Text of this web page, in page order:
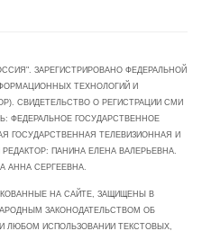
ЗАРЕГИСТРИРОВАНО ФЕДЕРАЛЬНОЙ
ТЕХНОЛОГИЙ И
СВИДЕТЕЛЬСТВО О РЕГИСТРАЦИИ СМИ
ФЕДЕРАЛЬНОЕ ГОСУДАРСТВЕННОЕ
ГОСУДАРСТВЕННАЯ ТЕЛЕВИЗИОННАЯ И
ПАНИНА ЕЛЕНА ВАЛЕРЬЕВНА.
АННА СЕРГЕЕВНА.
НА САЙТЕ, ЗАЩИЩЕНЫ В
ЗАКОНОДАТЕЛЬСТВОМ ОБ
ЛЮБОМ ИСПОЛЬЗОВАНИИ ТЕКСТОВЫХ,